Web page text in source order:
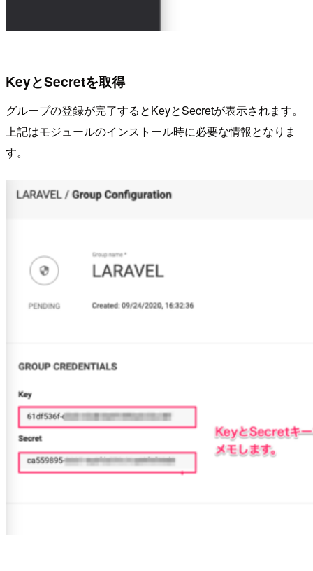
KeyとSecretを取得
グループの登録が完了するとKeyとSecretが表示されます。
上記はモジュールのインストール時に必要な情報となりま
す。